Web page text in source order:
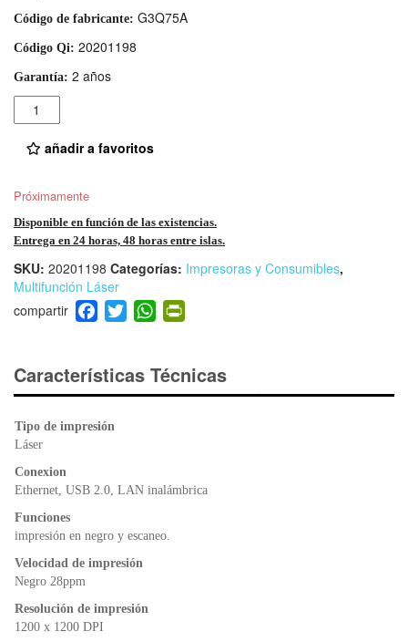
Código de fabricante: G3Q75A
Código Qi: 20201198
Garantía: 2 años
Cantidad
añadir a favoritos
Próximamente
Disponible en función de las existencias.
Entrega en 24 horas, 48 horas entre islas.
SKU: 20201198 Categorías: Impresoras y Consumibles,
Multifunción Láser
F
a
e
b
o
o
T
wi
er
W
h
s
A
ri
e
Características Técnicas
Tipo de impresión
Láser
Conexion
Ethernet, USB 2.0, LAN inalámbrica
Funciones
impresión en negro y escaneo.
Velocidad de impresión
Negro 28ppm
Resolución de impresión
1200 x 1200 DPI